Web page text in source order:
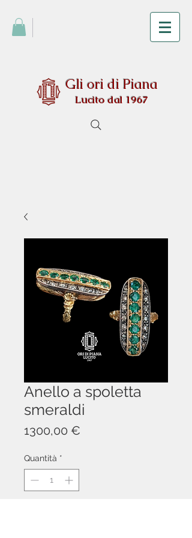
Gli ori di Piana
Lucito dal 1967
Anello a spoletta
smeraldi
1300,00 €
Quantità *